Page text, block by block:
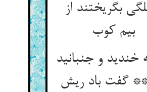
بگریختند از
بیم کوب‏
خندید و جنبانید
گفت باد ریش